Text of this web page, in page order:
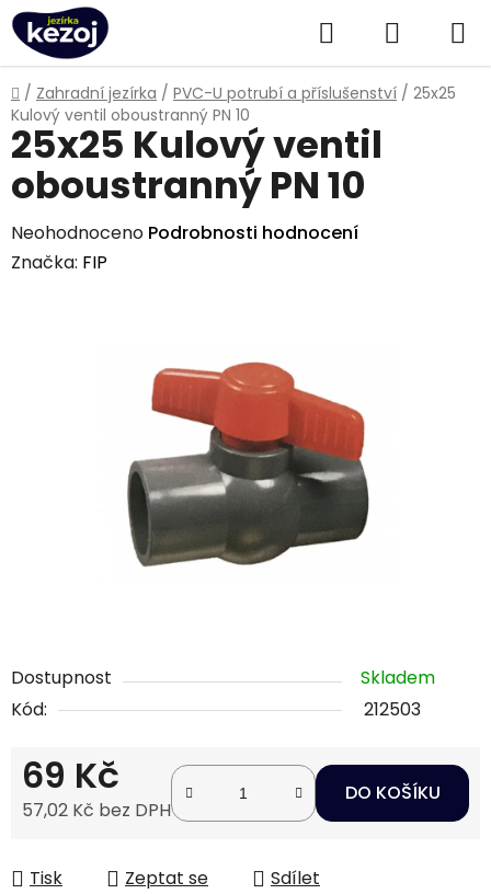
Přejít
na
obsah
Hledat
KOŠÍK
Domů
/ Zahradní jezírka / PVC-U potrubí a příslušenství / 25x25
Kulový ventil oboustranný PN 10
Dostupnost
Skladem
Kód:
212503
69 Kč
57,02 Kč bez DPH
DO KOŠÍKU
Tisk Zeptat se Sdílet
25x25 Kulový ventil
oboustranný PN 10
Průměrné
hodnocení
Neohodnoceno Podrobnosti hodnocení
Značka: FIP